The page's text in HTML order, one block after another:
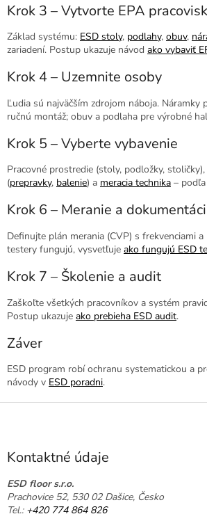
Krok 3 – Vytvorte EPA
Základ systému: ESD stoly, podlahy, obuv,
zariadení. Postup ukazuje návod ako vybaviť
Krok 4 – Uzemnite osoby
Ľudia sú najväčším zdrojom náboja. Náramky
ručnú montáž; obuv a podlaha pre výrobné
Krok 5 – Vyberte vybavenie
Pracovné prostredie (stoly, podložky,
(prepravky, balenie) a meracia technika –
Krok 6 – Meranie a
Definujte plán merania (CVP) s frekvenciami
testery fungujú, vysvetľuje ako fungujú ESD
Krok 7 – Školenie a audit
Zaškoľte všetkých pracovníkov a systém
Postup ukazuje ako prebieha ESD audit.
Záver
ESD program robí ochranu systematickou a
návody v ESD poradni.
Z
Kontaktné údaje
ESD floor s.r.o.
Prachovice 52, 530 02 Dašice, Česko
Tel.: +420 774 864 826